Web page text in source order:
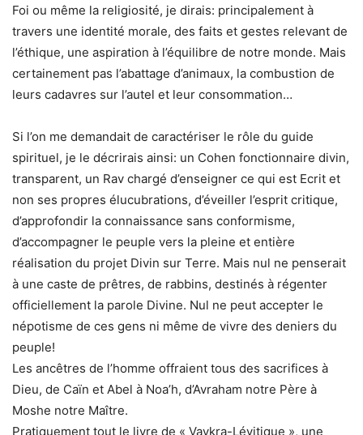
Foi ou même la religiosité, je dirais: principalement à
travers une identité morale, des faits et gestes relevant de
l’éthique, une aspiration à l’équilibre de notre monde. Mais
certainement pas l’abattage d’animaux, la combustion de
leurs cadavres sur l’autel et leur consommation…
Si l’on me demandait de caractériser le rôle du guide
spirituel, je le décrirais ainsi: un Cohen fonctionnaire divin,
transparent, un Rav chargé d’enseigner ce qui est Ecrit et
non ses propres élucubrations, d’éveiller l’esprit critique,
d’approfondir la connaissance sans conformisme,
d’accompagner le peuple vers la pleine et entière
réalisation du projet Divin sur Terre. Mais nul ne penserait
à une caste de prêtres, de rabbins, destinés à régenter
officiellement la parole Divine. Nul ne peut accepter le
népotisme de ces gens ni même de vivre des deniers du
peuple!
Les ancêtres de l’homme offraient tous des sacrifices à
Dieu, de Caïn et Abel à Noa’h, d’Avraham notre Père à
Moshe notre Maître.
Pratiquement tout le livre de « Vaykra-Lévitique », une